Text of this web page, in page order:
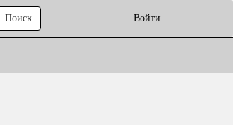
Войти
Поиск